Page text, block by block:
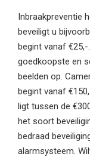
Inbraakpreventie
beveiligt u
begint vanaf
goedkoopste en
beelden op.
begint vanaf
ligt tussen de
het soort
bedraad
alarmsysteem.